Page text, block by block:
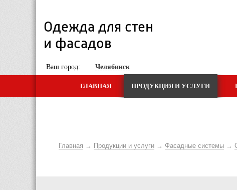
Одежда для стен
и фасадов
Ваш город: Челябинск
ГЛАВНАЯ ПРОДУКЦИЯ И УСЛУГИ
Главная Продукции и услуги Фасадные системы